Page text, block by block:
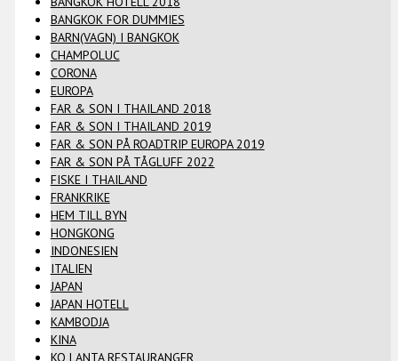
BANGKOK FOR DUMMIES
BARN(VAGN) I BANGKOK
CHAMPOLUC
CORONA
EUROPA
FAR & SON I THAILAND 2018
FAR & SON I THAILAND 2019
FAR & SON PÅ ROADTRIP EUROPA 2019
FAR & SON PÅ TÅGLUFF 2022
FISKE I THAILAND
FRANKRIKE
HEM TILL BYN
HONGKONG
INDONESIEN
ITALIEN
JAPAN
JAPAN HOTELL
KAMBODJA
KINA
KO LANTA RESTAURANGER